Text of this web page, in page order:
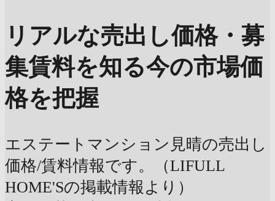
リアルな売出し価格・募
集賃料を知る今の市場価
格を把握
エステートマンション見晴の売出し
価格/賃料情報です。（LIFULL
HOME'Sの掲載情報より）